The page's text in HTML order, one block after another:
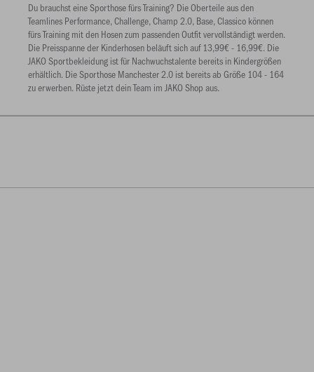
Du brauchst eine Sporthose fürs Training? Die Oberteile aus den
Teamlines Performance, Challenge, Champ 2.0, Base, Classico können
fürs Training mit den Hosen zum passenden Outfit vervollständigt werden.
Die Preisspanne der Kinderhosen beläuft sich auf 13,99€ - 16,99€. Die
JAKO Sportbekleidung ist für Nachwuchstalente bereits in Kindergrößen
erhältlich. Die Sporthose Manchester 2.0 ist bereits ab Größe 104 - 164
zu erwerben. Rüste jetzt dein Team im JAKO Shop aus.